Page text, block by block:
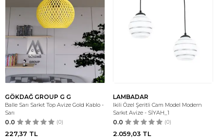
GÖKDAĞ GROUP G G
Balle Sarı Sarkıt Top Avize Gold Kablo -
Sarı
0.0 (0)
227,37 TL
LAMBADAR
Ikili Özel Şeritli Cam Model Modern
Sarkıt Avize - SİYAH_1
0.0 (0)
2.059,03 TL